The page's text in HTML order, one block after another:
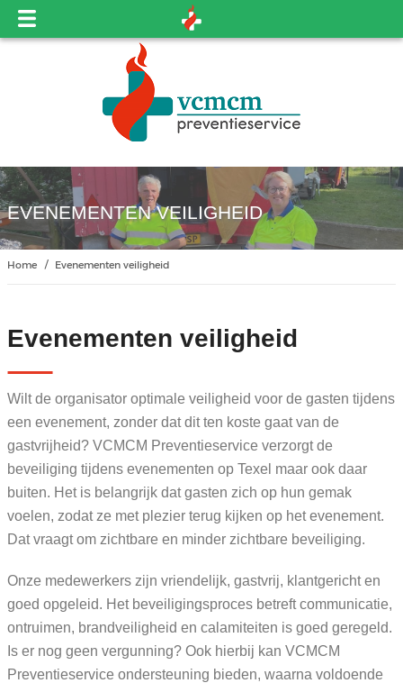
EVENEMENTEN VEILIGHEID
Home Evenementen veiligheid
Evenementen veiligheid
Wilt de organisator optimale veiligheid voor de gasten tijdens
een evenement, zonder dat dit ten koste gaat van de
gastvrijheid? VCMCM Preventieservice verzorgt de
beveiliging tijdens evenementen op Texel maar ook daar
buiten. Het is belangrijk dat gasten zich op hun gemak
voelen, zodat ze met plezier terug kijken op het evenement.
Dat vraagt om zichtbare en minder zichtbare beveiliging.
Onze medewerkers zijn vriendelijk, gastvrij, klantgericht en
goed opgeleid. Het beveiligingsproces betreft communicatie,
ontruimen, brandveiligheid en calamiteiten is goed geregeld.
Is er nog geen vergunning? Ook hierbij kan VCMCM
Preventieservice ondersteuning bieden, waarna voldoende